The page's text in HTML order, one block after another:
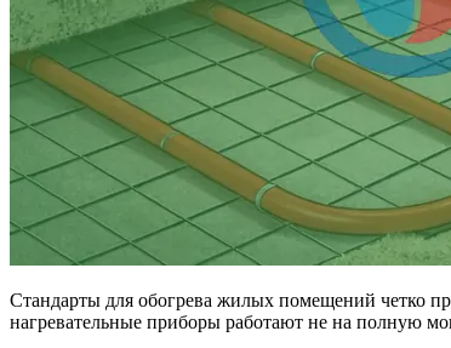
Стандарты для обогрева жилых помещений четко
нагревательные приборы работают не на полную